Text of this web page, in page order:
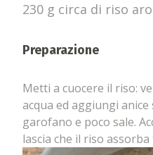
230 g circa di riso
Preparazione
Metti a cuocere il riso:
acqua ed aggiungi
garofano e poco sale.
lascia che il riso assorba